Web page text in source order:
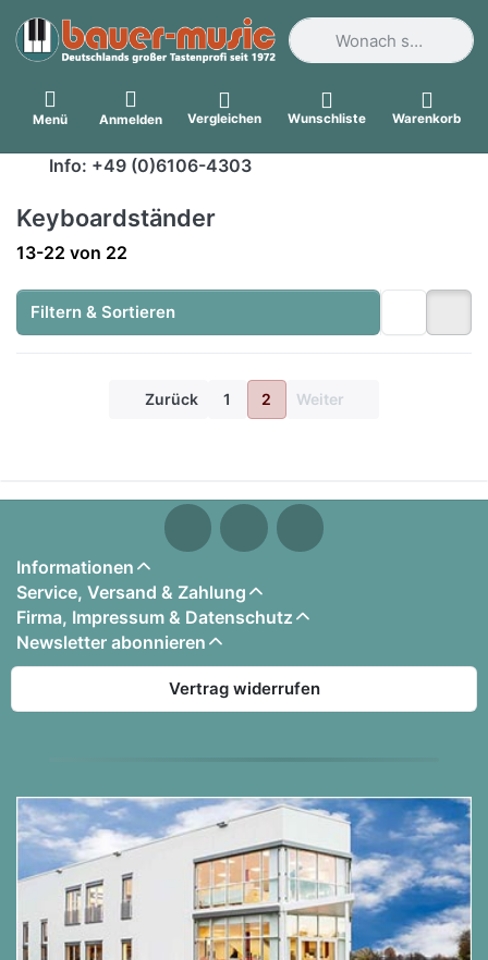
Geben Sie einen
Menü Anmelden Vergleichen Wunschliste Warenkorb
Info: +49 (0)6106-4303
Keyboardständer
Suchergebnisse:
13-22 von 22
Filtern & Sortieren
Zurück 1 2 Weiter
Informationen
Service, Versand & Zahlung
Firma, Impressum & Datenschutz
Newsletter abonnieren
Vertrag widerrufen